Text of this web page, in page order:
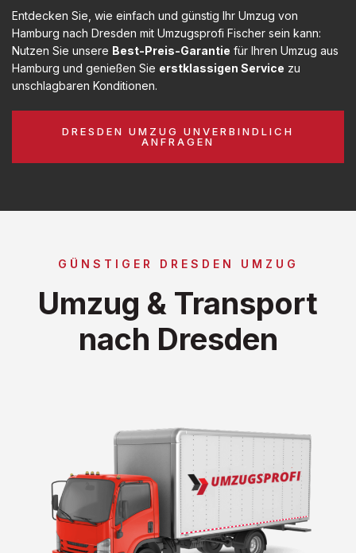
Entdecken Sie, wie einfach und günstig Ihr Umzug von
Hamburg nach Dresden mit Umzugsprofi Fischer sein kann:
Nutzen Sie unsere Best-Preis-Garantie für Ihren Umzug aus
Hamburg und genießen Sie erstklassigen Service zu
unschlagbaren Konditionen.
DRESDEN UMZUG UNVERBINDLICH
ANFRAGEN
GÜNSTIGER DRESDEN UMZUG
Umzug & Transport
nach Dresden